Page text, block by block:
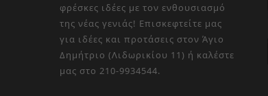
φρέσκες ιδέες με τον ενθουσιασμό
της νέας γενιάς! Επισκεφτείτε μας
για ιδέες και προτάσεις στον Άγιο
Δημήτριο (Λιδωρικίου 11) ή καλέστε
μας στο 210-9934544.